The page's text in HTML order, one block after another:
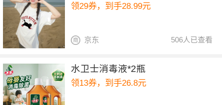
领29券，到手28.99元
506人已查看
京东
水卫士消毒液*2瓶
领13券，到手26.8元